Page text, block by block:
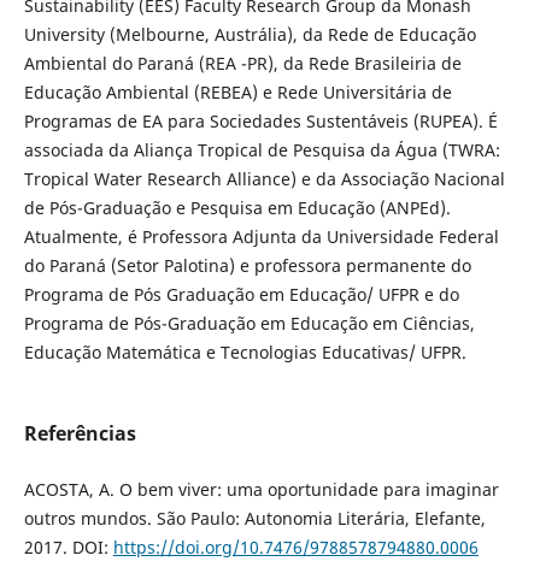
Sustainability (EES) Faculty Research Group da Monash
University (Melbourne, Austrália), da Rede de Educação
Ambiental do Paraná (REA -PR), da Rede Brasileiria de
Educação Ambiental (REBEA) e Rede Universitária de
Programas de EA para Sociedades Sustentáveis (RUPEA). É
associada da Aliança Tropical de Pesquisa da Água (TWRA:
Tropical Water Research Alliance) e da Associação Nacional
de Pós-Graduação e Pesquisa em Educação (ANPEd).
Atualmente, é Professora Adjunta da Universidade Federal
do Paraná (Setor Palotina) e professora permanente do
Programa de Pós Graduação em Educação/ UFPR e do
Programa de Pós-Graduação em Educação em Ciências,
Educação Matemática e Tecnologias Educativas/ UFPR.
Referências
ACOSTA, A. O bem viver: uma oportunidade para imaginar
outros mundos. São Paulo: Autonomia Literária, Elefante,
2017. DOI: https://doi.org/10.7476/9788578794880.0006